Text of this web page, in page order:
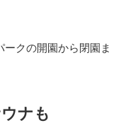
クの開園から閉園ま
ナも